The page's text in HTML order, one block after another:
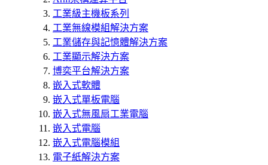
工業級主機板系列
工業無線模組解決方案
工業儲存與記憶體解決方案
工業顯示解決方案
博奕平台解決方案
嵌入式軟體
嵌入式單板電腦
嵌入式無風扇工業電腦
嵌入式電腦
嵌入式電腦模組
電子紙解決方案